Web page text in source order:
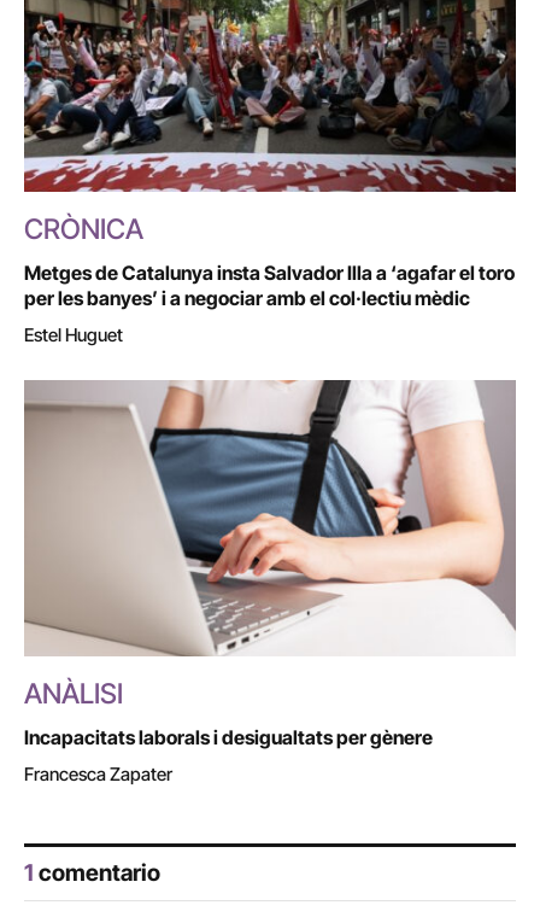
CRÒNICA
Metges de Catalunya insta Salvador Illa a ‘agafar el toro
per les banyes’ i a negociar amb el col·lectiu mèdic
Estel Huguet
ANÀLISI
Incapacitats laborals i desigualtats per gènere
Francesca Zapater
1 comentario